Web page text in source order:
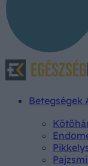
Betegségek